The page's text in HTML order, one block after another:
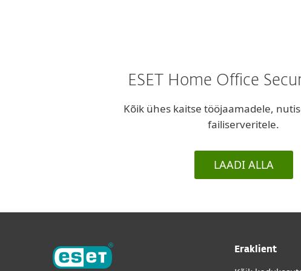
ESET Home Office
Kõik ühes kaitse tööjaamadele,
failiserveritele.
LAADI ALLA
Eraklient